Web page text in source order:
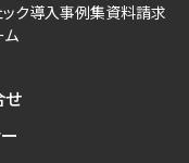
ック導入事例集資料請求
ム
せ